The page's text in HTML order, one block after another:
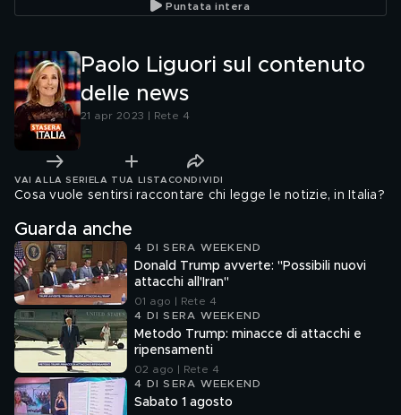
Puntata intera
Paolo Liguori sul contenuto
delle news
21 apr 2023 | Rete 4
VAI ALLA SERIE LA TUA LISTA CONDIVIDI
Cosa vuole sentirsi raccontare chi legge le notizie, in Italia?
Guarda anche
4 DI SERA WEEKEND
Donald Trump avverte: "Possibili nuovi
attacchi all'Iran"
01 ago | Rete 4
4 DI SERA WEEKEND
Metodo Trump: minacce di attacchi e
ripensamenti
02 ago | Rete 4
4 DI SERA WEEKEND
Sabato 1 agosto